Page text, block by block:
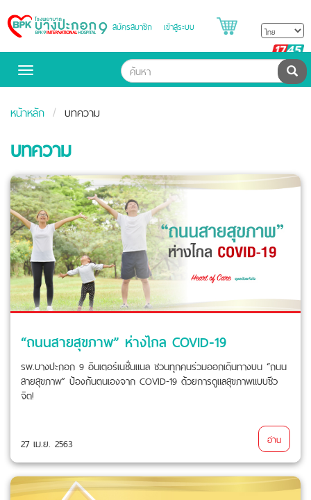
Bangpakok
Hospital
สมัครสมาชิก เข้าสู่ระบบ
Toggle
ค้น
หน้าหลัก บทความ
บทความ
“ถนนสายสุขภาพ” ห่างไกล COVID-19
รพ.บางปะกอก 9 อินเตอร์เนชั่นแนล ชวนทุกคนร่วมออกเดินทางบน “ถนน
สายสุขภาพ” ป้องกันตนเองจาก COVID-19 ด้วยการดูแลสุขภาพแบบชีว
จิต!
27 เม.ย. 2563 อ่าน